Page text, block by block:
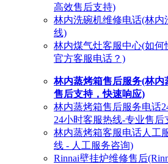
高效售后支持)
林内洗碗机维修电话(林
线)
林内煤气灶客服中心(如
官方客服电话？)
林内蒸烤箱售后服务(林内
售后支持，快速响应)
林内蒸烤箱售后服务电话
24小时客服热线-专业售后
林内蒸烤箱客服电话人工
线 - 人工服务咨询)
Rinnai壁挂炉维修售后